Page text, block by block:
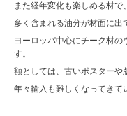
また経年変化も楽しめる材で、
多く含まれる油分が材面に出
ヨーロッパ中心にチーク材
す。
額としては、古いポスターや
年々輸入も難しくなってきて